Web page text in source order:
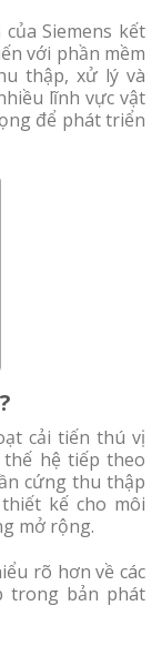
Siemens kết
với phần mềm
thập, xử lý và
lĩnh vực vật
để phát triển
cải tiến thú vị
thế hệ tiếp theo
cứng thu thập
thiết kế cho môi
mở rộng.
rõ hơn về các
trong bản phát